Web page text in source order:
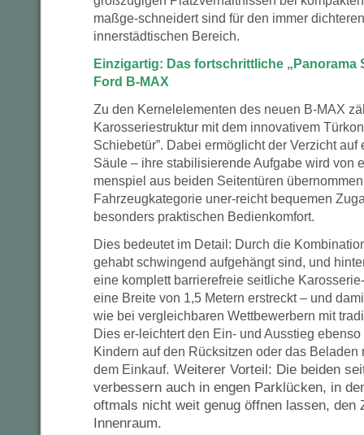
maßge-schneidert sind für den immer
innerstädtischen Bereich.
Einzigartig: Das fortschrittliche „Panorama
Ford B-MAX
Zu den Kernelelementen des neuen B-MAX
Karosseriestruktur mit dem innovativem
Schiebetür”. Dabei ermöglicht der Verzicht
Säule – ihre stabilisierende Aufgabe wird von
menspiel aus beiden Seitentüren
Fahrzeugkategorie uner-reicht bequemen
besonders praktischen Bedienkomfort.
Dies bedeutet im Detail: Durch die
gehabt schwingend aufgehängt sind, und
eine komplett barrierefreie seitliche
eine Breite von 1,5 Metern erstreckt – und
wie bei vergleichbaren Wettbewerbern mit
Dies er-leichtert den Ein- und Ausstieg
Kindern auf den Rücksitzen oder das Beladen
dem Einkauf. Weiterer Vorteil: Die beiden
verbessern auch in engen Parklücken, in
oftmals nicht weit genug öffnen lassen, den
Innenraum.